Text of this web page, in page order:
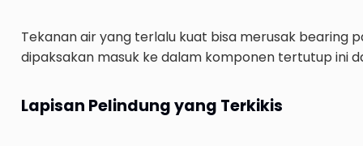
Tekanan air yang terlalu kuat bisa merusak bearing
dipaksakan masuk ke dalam komponen tertutup ini
Lapisan Pelindung yang Terkikis